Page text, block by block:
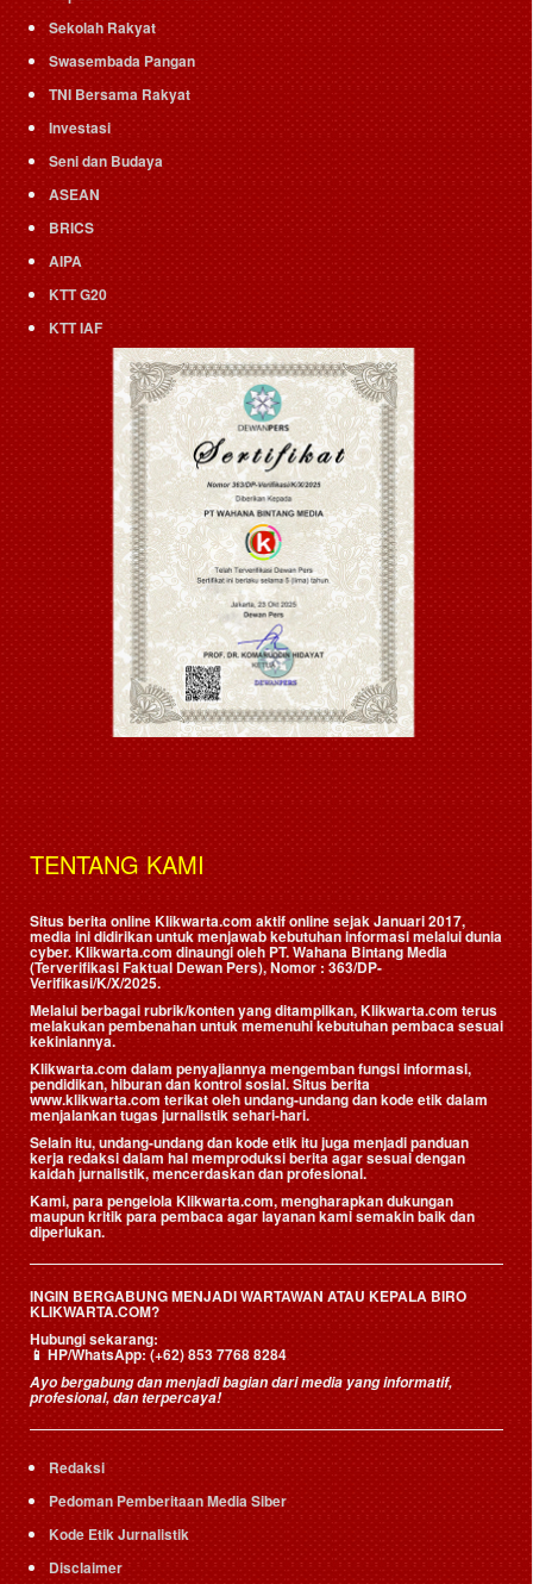
Sekolah Rakyat
Swasembada Pangan
TNI Bersama Rakyat
Investasi
Seni dan Budaya
ASEAN
BRICS
AIPA
KTT G20
KTT IAF
TENTANG KAMI
Situs berita online Klikwarta.com aktif online sejak Januari 2017,
media ini didirikan untuk menjawab kebutuhan informasi melalui dunia
cyber. Klikwarta.com dinaungi oleh PT. Wahana Bintang Media
(Terverifikasi Faktual Dewan Pers), Nomor : 363/DP-
Verifikasi/K/X/2025.
Melalui berbagai rubrik/konten yang ditampilkan, Klikwarta.com terus
melakukan pembenahan untuk memenuhi kebutuhan pembaca sesuai
kekiniannya.
Klikwarta.com dalam penyajiannya mengemban fungsi informasi,
pendidikan, hiburan dan kontrol sosial. Situs berita
www.klikwarta.com terikat oleh undang-undang dan kode etik dalam
menjalankan tugas jurnalistik sehari-hari.
Selain itu, undang-undang dan kode etik itu juga menjadi panduan
kerja redaksi dalam hal memproduksi berita agar sesuai dengan
kaidah jurnalistik, mencerdaskan dan profesional.
Kami, para pengelola Klikwarta.com, mengharapkan dukungan
maupun kritik para pembaca agar layanan kami semakin baik dan
diperlukan.
INGIN BERGABUNG MENJADI WARTAWAN ATAU KEPALA BIRO
KLIKWARTA.COM?
Hubungi sekarang:
📱HP/WhatsApp:(+62) 853 7768 8284
Ayo bergabung dan menjadi bagian dari media yang informatif,
profesional, dan terpercaya!
Redaksi
Pedoman Pemberitaan Media Siber
Kode Etik Jurnalistik
Disclaimer